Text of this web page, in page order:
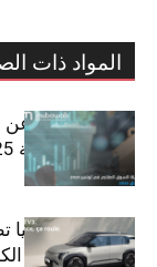
المواد ذات
مبوب تكشف عن
في تونس لسنة 2025
سيتي كارز –